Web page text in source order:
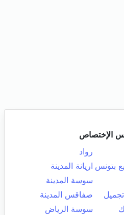
الإختصاص
رواد
بتونس اريانة المدينة
سوسة المدينة
صفاقس المدينة
سوسة الرياض